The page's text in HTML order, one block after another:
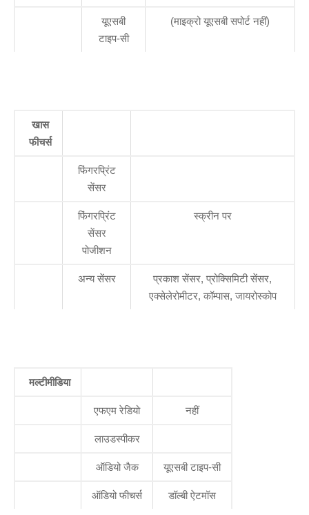
यूएसबी
टाइप-सी
(माइक्रो यूएसबी सपोर्ट नहीं)
खास
फीचर्स
फिंगरप्रिंट
सेंसर
फिंगरप्रिंट
सेंसर
पोजीशन
स्क्रीन पर
अन्य सेंसर
प्रकाश सेंसर, प्रोक्सिमिटी सेंसर,
एक्सेलेरोमीटर, कॉम्पास, जायरोस्कोप
मल्टीमीडिया
एफएम रेडियो नहीं
लाउडस्पीकर
ऑडियो जैक यूएसबी टाइप-सी
ऑडियो फीचर्स डॉल्बी ऐटमॉस